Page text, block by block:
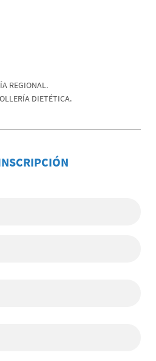
REGIONAL.
DIETÉTICA.